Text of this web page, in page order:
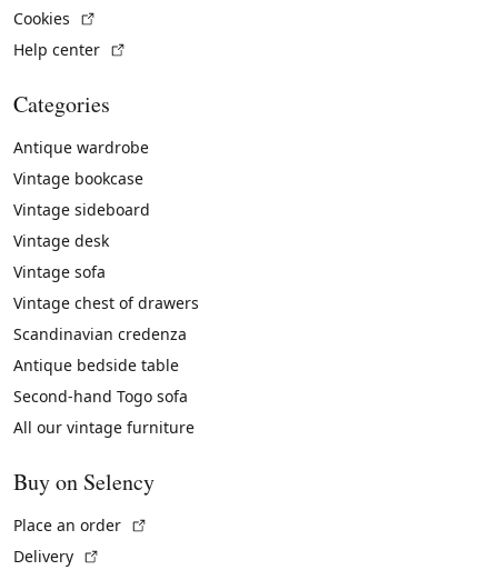
Cookies
Help center
Categories
Antique wardrobe
Vintage bookcase
Vintage sideboard
Vintage desk
Vintage sofa
Vintage chest of drawers
Scandinavian credenza
Antique bedside table
Second-hand Togo sofa
All our vintage furniture
Buy on Selency
Place an order
Delivery